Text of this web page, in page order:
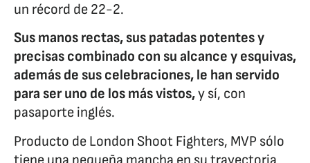
un récord de 22-2.
Sus manos rectas, sus patadas potentes y
precisas combinado con su alcance y esquivas,
además de sus celebraciones, le han servido
para ser uno de los más vistos,y sí, con
pasaporte inglés.
Producto de London Shoot Fighters, MVP sólo